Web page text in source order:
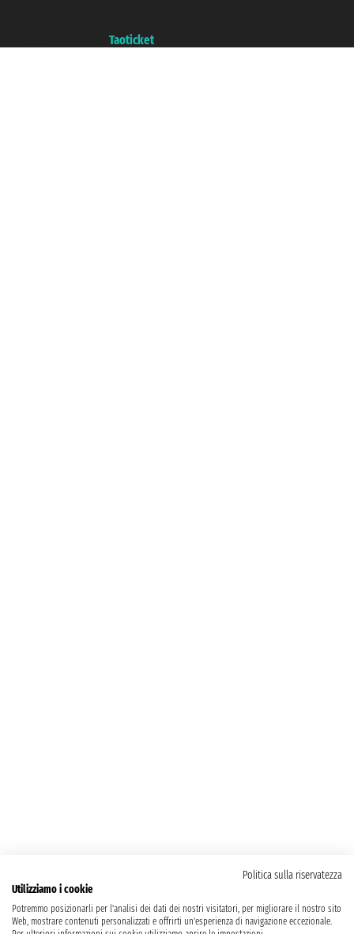
Taoticket
Politica sulla riservatezza
Utilizziamo i cookie
Potremmo posizionarli per l'analisi dei dati dei nostri visitatori, per migliorare il nostro sito
Web, mostrare contenuti personalizzati e offrirti un'esperienza di navigazione eccezionale.